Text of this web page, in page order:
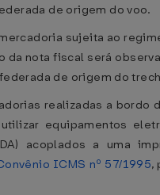
de origem do voo.
sujeita ao
da nota fiscal será
de origem do
realizadas a bordo
equipamentos
acoplados a uma
ICMS nº 57/1995,